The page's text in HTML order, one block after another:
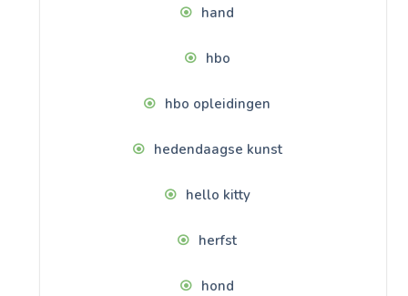
hand
hbo
hbo opleidingen
hedendaagse kunst
hello kitty
herfst
hond